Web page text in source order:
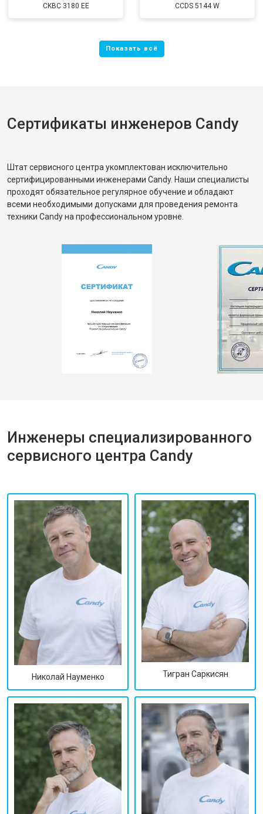
CKBC 3180 EE CCDS 5144 W
Сертификаты инженеров Candy
Штат сервисного центра укомплектован исключительно
сертифицированными инженерами Candy. Наши специалисты
проходят обязательное регулярное обучение и обладают
всеми необходимыми допусками для проведения ремонта
техники Candy на профессиональном уровне.
Инженеры специализированного
сервисного центра Candy
Николай Науменко Тигран Саркисян